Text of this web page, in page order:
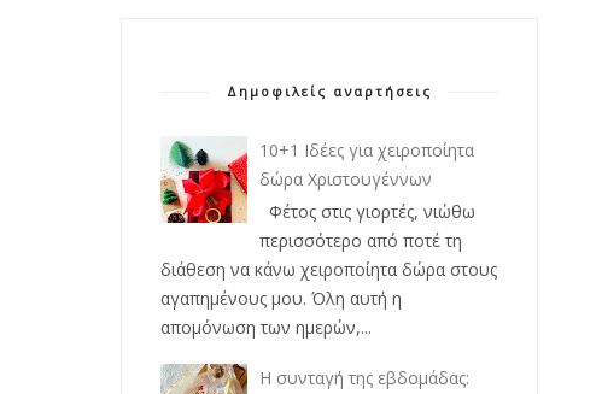
Δημοφιλείς αναρτήσεις
10+1 Ιδέες για χειροποίητα
δώρα Χριστουγέννων
Φέτος στις γιορτές, νιώθω
περισσότερο από ποτέ τη
διάθεση να κάνω χειροποίητα δώρα στους
αγαπημένους μου. Όλη αυτή η
απομόνωση των ημερών,...
Η συνταγή της εβδομάδας: